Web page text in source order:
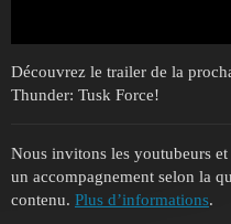
Découvrez le trailer de la
Thunder: Tusk Force!
Nous invitons les youtubeurs
un accompagnement selon la
contenu. Plus d’informations.